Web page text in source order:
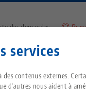
services
contenus externes.
d'autres nous aident à
contenu spécifique
des demandes
un terme de recherche